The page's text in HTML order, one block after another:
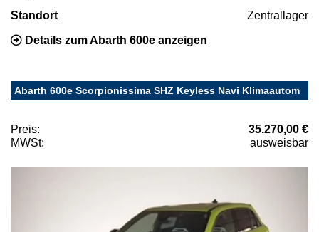
Standort Zentrallager
Details zum Abarth 600e anzeigen
Abarth 600e Scorpionissima SHZ Keyless Navi Klimaautom
Preis:
35.270,00 €
MWSt:
ausweisbar